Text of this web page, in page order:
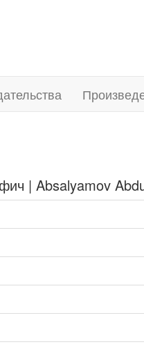
| Absalyamov